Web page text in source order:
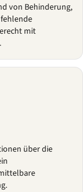
von Behinderung,
mit
über die